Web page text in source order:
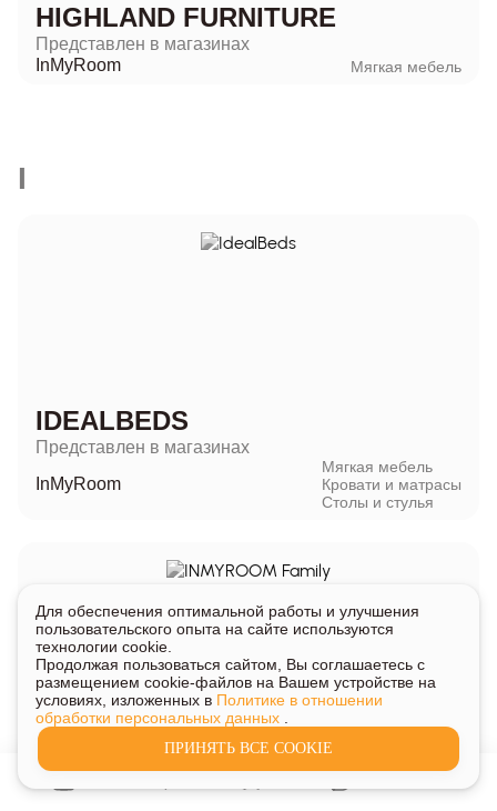
HIGHLAND FURNITURE
Представлен в магазинах
InMyRoom
Мягкая мебель
I
IDEALBEDS
Представлен в магазинах
InMyRoom
Мягкая мебель
Кровати и матрасы
Столы и стулья
INMYROOM FAMILY
Представлен в магазинах
InMyRoom
Для обеспечения оптимальной работы и улучшения
пользовательского опыта на сайте используются
технологии cookie.
Продолжая пользоваться сайтом, Вы соглашаетесь с
размещением cookie-файлов на Вашем устройстве на
условиях, изложенных в Политике в отношении
обработки персональных данных
ПРИНЯТЬ ВСЕ COOKIE